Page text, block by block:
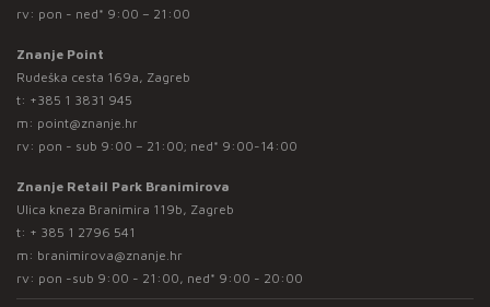
rv: pon - ned* 9:00 – 21:00
Znanje Point
Rudeška cesta 169a, Zagreb
t: +385 1 3831 945
m: point@znanje.hr
rv: pon - sub 9:00 – 21:00; ned* 9:00-14:00
Znanje Retail Park Branimirova
Ulica kneza Branimira 119b, Zagreb
t: + 385 1 2796 541
m: branimirova@znanje.hr
rv: pon -sub 9:00 - 21:00, ned* 9:00 - 20:00